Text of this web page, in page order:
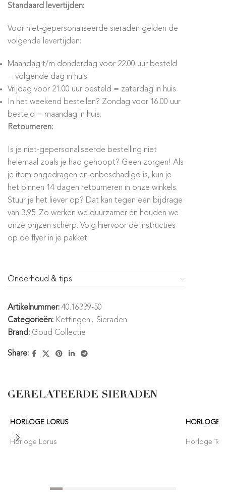
Standaard levertijden:
Voor niet-gepersonaliseerde sieraden gelden de
volgende levertijden:
Maandag t/m donderdag voor 22.00 uur besteld
= volgende dag in huis
Vrijdag voor 21.00 uur besteld = zaterdag in huis
In het weekend bestellen? Zondag voor 16.00 uur
besteld = maandag in huis.
Retourneren:
Is je niet-gepersonaliseerde bestelling niet
helemaal zoals je had gehoopt? Geen zorgen! Als
je item ongedragen en onbeschadigd is, kun je
het binnen 14 dagen retourneren in onze winkels.
Stuur je het liever op? Dat kan tegen een bijdrage
van 3,95. Zo werken we duurzamer én houden we
onze prijzen scherp. Volg hiervoor de instructies
op de flyer in je pakket.
Onderhoud & tips
Artikelnummer: 40.16339-50
Categorieën: Kettingen , Sieraden
Brand: Goud Collectie
Share:
GERELATEERDE SIERADEN
HORLOGE LORUS
Horloge Lorus
HORLOGE
Horloge